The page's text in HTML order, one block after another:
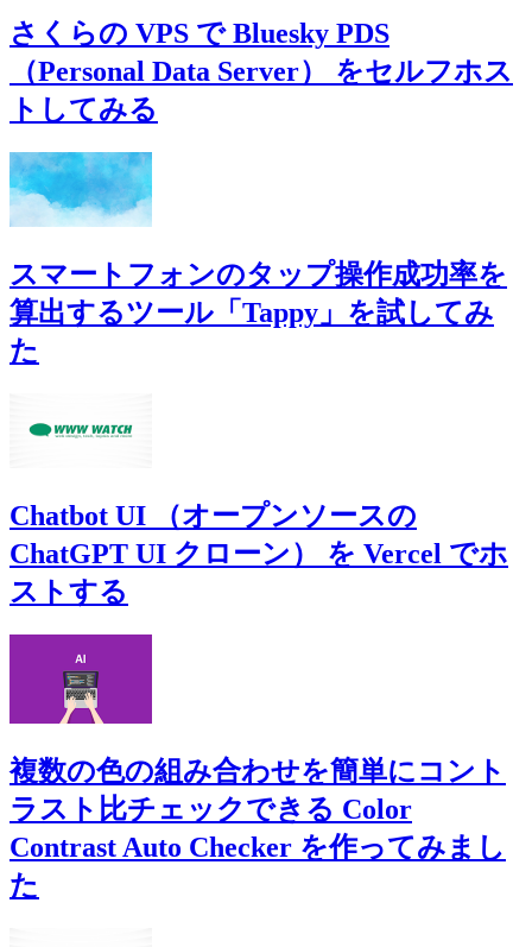
さくらの VPS で Bluesky PDS
（Personal Data Server） をセルフホス
トしてみる
スマートフォンのタップ操作成功率を
算出するツール「Tappy」を試してみ
た
Chatbot UI （オープンソースの
ChatGPT UI クローン） を Vercel でホ
ストする
複数の色の組み合わせを簡単にコント
ラスト比チェックできる Color
Contrast Auto Checker を作ってみまし
た